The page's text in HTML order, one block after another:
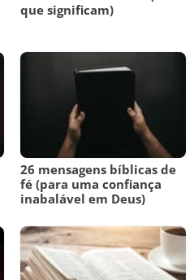
que significam)
26 mensagens bíblicas de
fé (para uma confiança
inabalável em Deus)